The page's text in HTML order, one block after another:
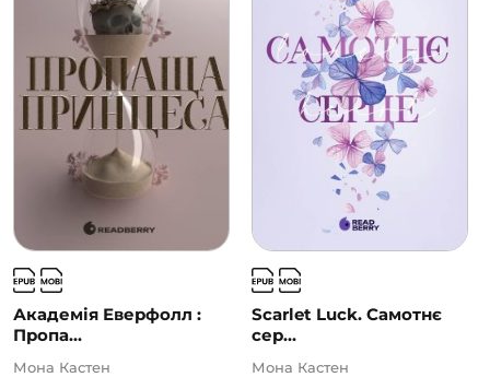
Академія Еверфолл :
Пропа...
Мона Кастен
Scarlet Luck. Самотнє
сер...
Мона Кастен